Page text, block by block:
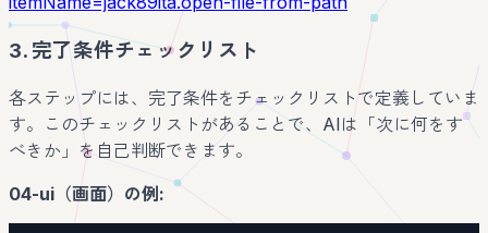
3. 完了条件チェックリスト
各ステップには、完了条件をチェックリストで定義していま
す。このチェックリストがあることで、AIは「次に何をす
べきか」を自己判断できます。
04-ui（画面）の例: